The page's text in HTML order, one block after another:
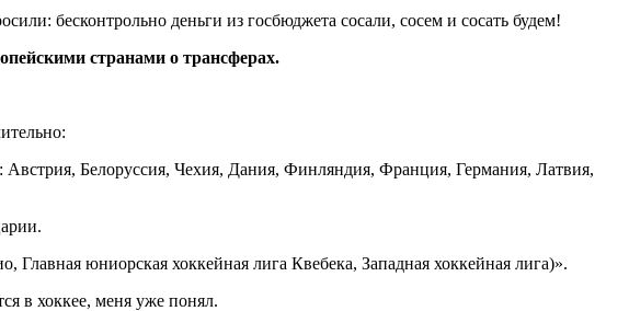
бесконтрольно деньги из госбюджета сосали, сосем и сосать будем!
странами о трансферах.
Белоруссия, Чехия, Дания, Финляндия, Франция, Германия, Латвия,
юниорская хоккейная лига Квебека, Западная хоккейная лига)».
в хоккее, меня уже понял.